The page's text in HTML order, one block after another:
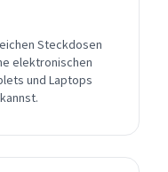
Steckdosen
elektronischen
und Laptops